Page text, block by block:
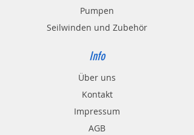
Variante 6 Zoll: Nennweite 159mm
Pumpen
Seilwinden und Zubehör
Info
Über uns
Kontakt
Impressum
AGB